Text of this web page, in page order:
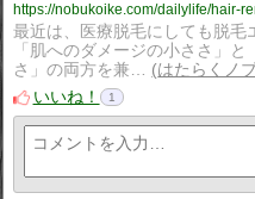
最近は、医療脱毛にしても脱毛
「肌へのダメージの小ささ」と
さ」の両方を兼…
はたらくノ
いいね！
1